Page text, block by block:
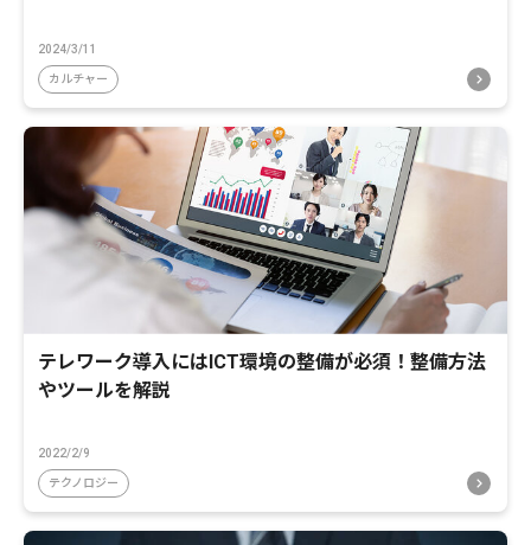
2024/3/11
カルチャー
テレワーク導入にはICT環境の整備が必須！整備方法
やツールを解説
2022/2/9
テクノロジー